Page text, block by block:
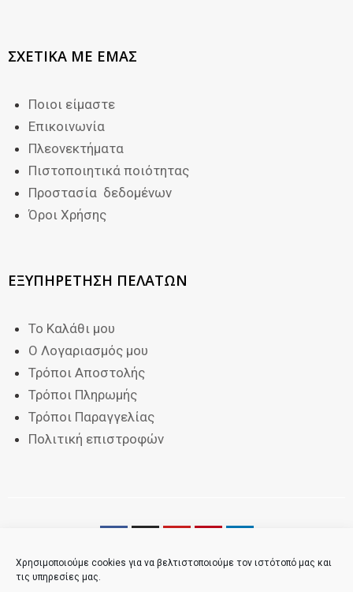
Χρησιμοποιούμε cookies για να βελτιστοποιούμε τον ιστότοπό μας και
τις υπηρεσίες μας.
ΣΧΕΤΙΚΑ ΜΕ ΕΜΑΣ
Ποιοι είμαστε
Επικοινωνία
Πλεονεκτήματα
Πιστοποιητικά ποιότητας
Προστασία δεδομένων
Όροι Χρήσης
ΕΞΥΠΗΡΕΤΗΣΗ ΠΕΛΑΤΩΝ
Το Καλάθι μου
Ο Λογαριασμός μου
Τρόποι Αποστολής
Τρόποι Πληρωμής
Τρόποι Παραγγελίας
Πολιτική επιστροφών